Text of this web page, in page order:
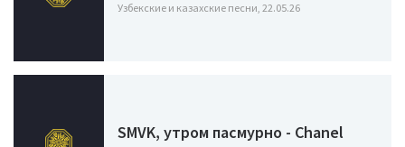
Узбекские и казахские песни, 22.05.26
SMVK, утром пасмурно - Chanel